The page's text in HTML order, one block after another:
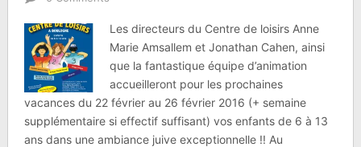
Les directeurs du Centre de loisirs Anne
Marie Amsallem et Jonathan Cahen, ainsi
que la fantastique équipe d’animation
accueilleront pour les prochaines
vacances du 22 février au 26 février 2016 (+ semaine
supplémentaire si effectif suffisant) vos enfants de 6 à 13
ans dans une ambiance juive exceptionnelle !! Au